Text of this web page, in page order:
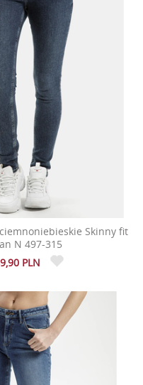
Skinny fit
N 497-315
PLN